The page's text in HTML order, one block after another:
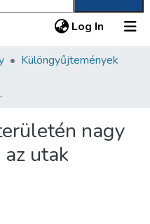
Log In (current)
Különgyűjtemények
javítása
nagy
utak